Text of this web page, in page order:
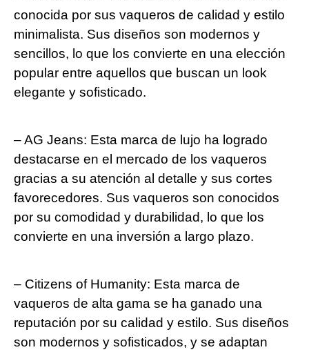
conocida por sus vaqueros de calidad y estilo
minimalista. Sus diseños son modernos y
sencillos, lo que los⁣ convierte en una elección
popular entre aquellos que buscan ‍un look
elegante y sofisticado.
– AG Jeans: Esta marca de lujo ‍ha logrado
destacarse en el mercado de los vaqueros
gracias a‍ su atención al detalle y sus cortes
favorecedores. Sus vaqueros son conocidos
por su comodidad y durabilidad, lo‍ que los⁣
convierte en una inversión a largo plazo.
– ⁣Citizens of Humanity: Esta‌ marca de
vaqueros de alta⁣ gama se ha ganado‍ una
reputación por su calidad y estilo.⁢ Sus diseños
son ⁢modernos y sofisticados, y se adaptan